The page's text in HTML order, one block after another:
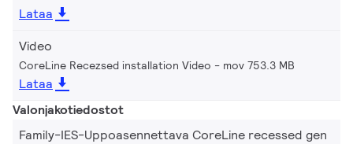
Lataa
Video
CoreLine Recezsed installation Video mov 753.3 MB
Lataa
Valonjakotiedostot
Family-IES-Uppoasennettava CoreLine recessed gen